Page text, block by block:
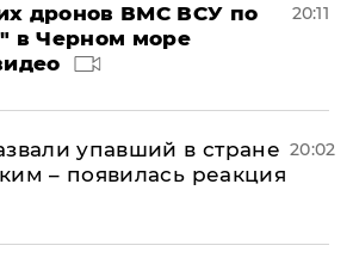
дронов ВМС ВСУ по
в Черном море
20:11
упавший в стране
– появилась реакция
20:02